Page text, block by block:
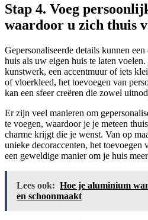
Stap 4. Voeg
waardoor u zich thuis
Gepersonaliseerde details kunnen
huis als uw eigen huis te laten
kunstwerk, een accentmuur of iets
of vloerkleed, het toevoegen van
kan een sfeer creëren die zowel
Er zijn veel manieren om
te voegen, waardoor je je meteen
charme krijgt die je wenst. Van op
unieke decoraccenten, het toevoegen
een geweldige manier om je huis
Lees ook: Hoe je aluminium
en schoonmaakt